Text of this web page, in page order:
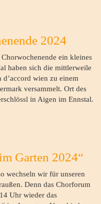
2024
ein kleines
haben sich die mittlerweile
d’accord wien zu einem
versammelt. Ort des
in Aigen im Ennstal.
Garten 2024“
wechseln wir für unseren
Denn das Chorforum
Uhr wieder das